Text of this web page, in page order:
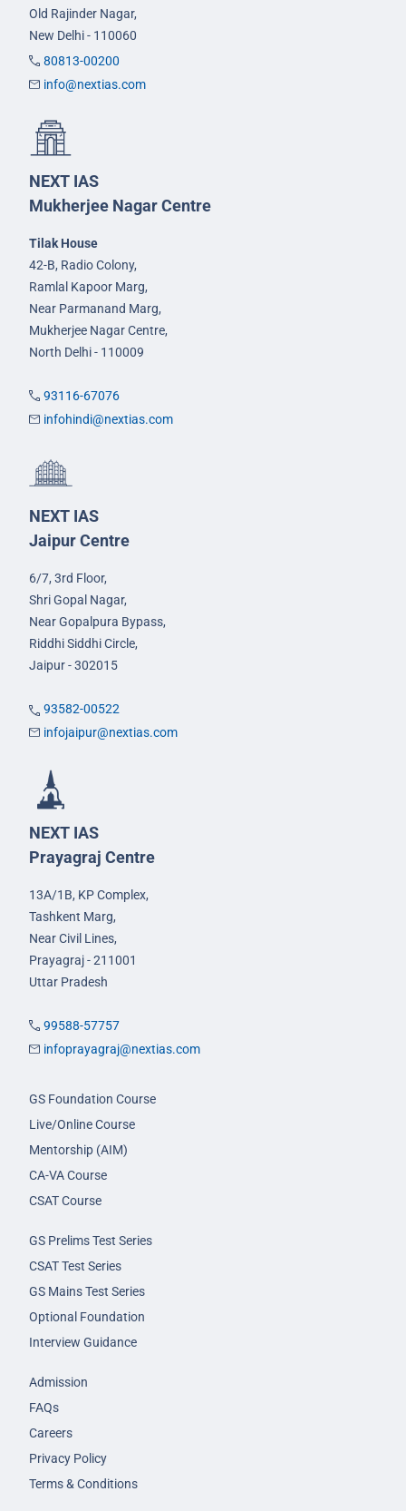
Old Rajinder Nagar,
New Delhi - 110060
80813-00200
info@nextias.com
NEXT IAS
Mukherjee Nagar Centre
Tilak House
42-B, Radio Colony,
Ramlal Kapoor Marg,
Near Parmanand Marg,
Mukherjee Nagar Centre,
North Delhi - 110009
93116-67076
infohindi@nextias.com
NEXT IAS
Jaipur Centre
6/7, 3rd Floor,
Shri Gopal Nagar,
Near Gopalpura Bypass,
Riddhi Siddhi Circle,
Jaipur - 302015
93582-00522
infojaipur@nextias.com
NEXT IAS
Prayagraj Centre
13A/1B, KP Complex,
Tashkent Marg,
Near Civil Lines,
Prayagraj - 211001
Uttar Pradesh
99588-57757
infoprayagraj@nextias.com
GS Foundation Course
Live/Online Course
Mentorship (AIM)
CA-VA Course
CSAT Course
GS Prelims Test Series
CSAT Test Series
GS Mains Test Series
Optional Foundation
Interview Guidance
Admission
FAQs
Careers
Privacy Policy
Terms & Conditions